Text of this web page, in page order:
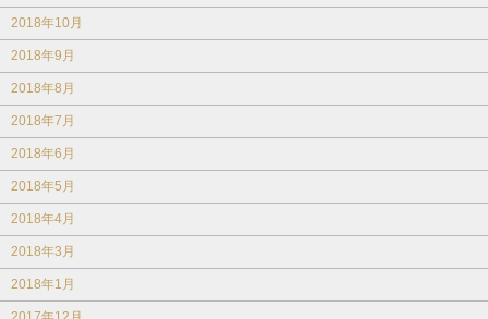
2018年10月
2018年9月
2018年8月
2018年7月
2018年6月
2018年5月
2018年4月
2018年3月
2018年1月